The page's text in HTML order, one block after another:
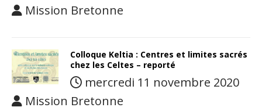
Mission Bretonne
Colloque Keltia : Centres et limites sacrés
chez les Celtes – reporté
mercredi 11 novembre 2020
Mission Bretonne